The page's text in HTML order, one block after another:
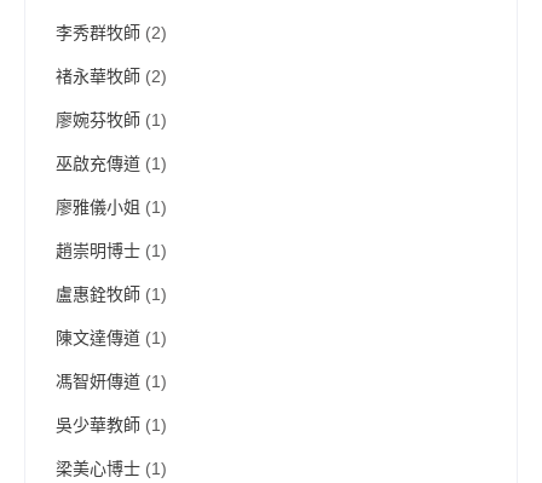
李秀群牧師 (2)
禇永華牧師 (2)
廖婉芬牧師 (1)
巫啟充傳道 (1)
廖雅儀小姐 (1)
趙崇明博士 (1)
盧惠銓牧師 (1)
陳文達傳道 (1)
馮智妍傳道 (1)
吳少華教師 (1)
梁美心博士 (1)